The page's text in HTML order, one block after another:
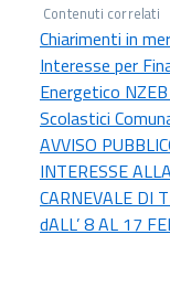
Contenuti correlati
Chiarimenti in
Interesse per
Energetico
Scolastici
AVVISO
INTERESSE
CARNEVALE DI
dALL’ 8 AL 17